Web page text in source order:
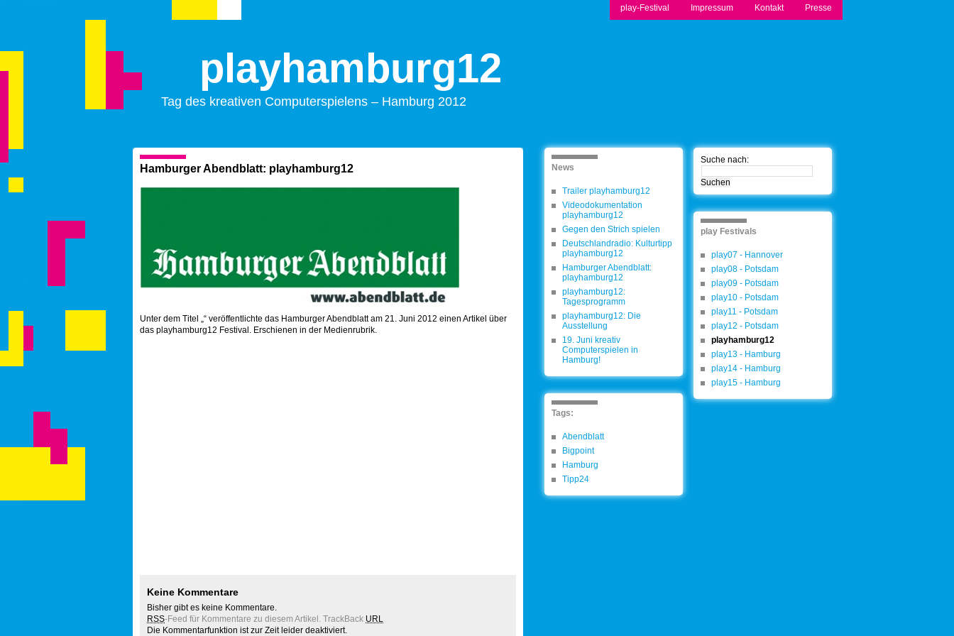
play-Festival Impressum Kontakt Presse
playhamburg12
Tag des kreativen Computerspielens – Hamburg 2012
Hamburger Abendblatt: playhamburg12
Unter dem Titel „“ veröffentlichte das Hamburger Abendblatt am 21. Juni 2012 einen Artikel über
das playhamburg12 Festival. Erschienen in der Medienrubrik.
Keine Kommentare
Bisher gibt es keine Kommentare.
RSS-Feed für Kommentare zu diesem Artikel. TrackBack URL
Die Kommentarfunktion ist zur Zeit leider deaktiviert.
News
Trailer playhamburg12
Videodokumentation
playhamburg12
Gegen den Strich spielen
Deutschlandradio: Kulturtipp
playhamburg12
Hamburger Abendblatt:
playhamburg12
playhamburg12:
Tagesprogramm
playhamburg12: Die
Ausstellung
19. Juni kreativ
Computerspielen in
Hamburg!
Tags:
Abendblatt
Bigpoint
Hamburg
Tipp24
Suche nach:
play Festivals
play07 - Hannover
play08 - Potsdam
play09 - Potsdam
play10 - Potsdam
play11 - Potsdam
play12 - Potsdam
playhamburg12
play13 - Hamburg
play14 - Hamburg
play15 - Hamburg